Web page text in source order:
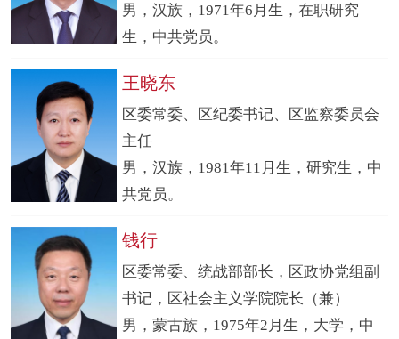
男，汉族，1971年6月生，在职研究
生，中共党员。
王晓东
区委常委、区纪委书记、区监察委员会
主任
男，汉族，1981年11月生，研究生，中
共党员。
钱行
区委常委、统战部部长，区政协党组副
书记，区社会主义学院院长（兼）
男，蒙古族，1975年2月生，大学，中